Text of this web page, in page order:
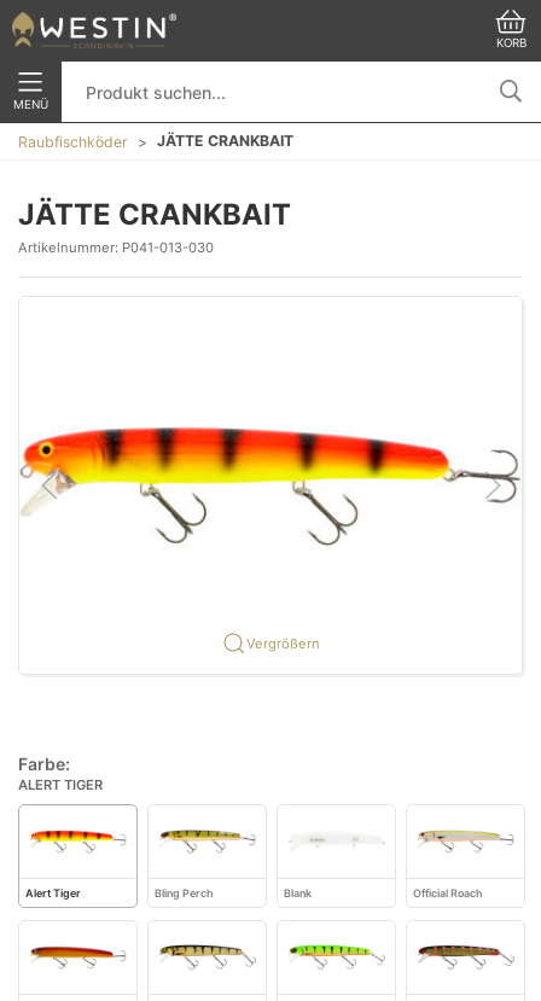
KORB
MENÜ
Raubfischköder JÄTTE CRANKBAIT
JÄTTE CRANKBAIT
Artikelnummer: P041-013-030
Vergrößern
Farbe:
ALERT TIGER
Alert Tiger Bling Perch Blank Official Roach